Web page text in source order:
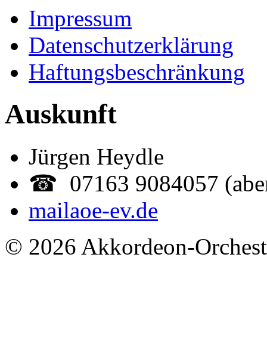
Impressum
Datenschutzerklärung
Haftungsbeschränkung
Auskunft
Jürgen Heydle
☎ 07163 9084057
mailaoe-ev.de
© 2026 Akkordeon-